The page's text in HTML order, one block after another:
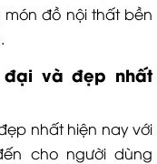
đồ nội thất bền
và đẹp nhất
nhất hiện nay với
cho người dùng